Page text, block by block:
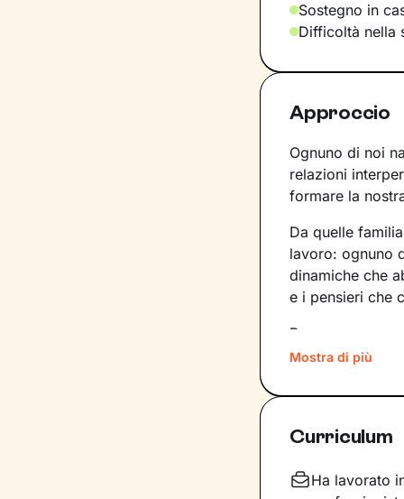
Sostegno in
Difficoltà nella
Approccio
Ognuno di noi
relazioni
formare la
Da quelle
lavoro: ognuno
dinamiche che
e i pensieri che
Per superare
quali siano gli
dentro di noi
Il nostro
Non solo:
Mostra di più
Curriculum
Ha lavorato